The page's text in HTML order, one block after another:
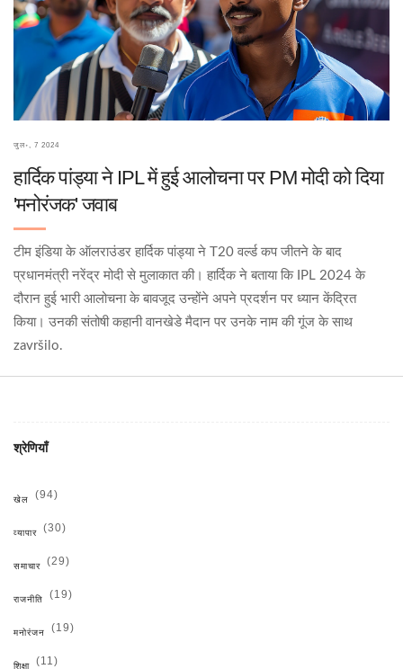
जुल॰, 7 2024
हार्दिक पांड्या ने IPL में हुई आलोचना पर PM मोदी को दिया
'मनोरंजक' जवाब
टीम इंडिया के ऑलराउंडर हार्दिक पांड्या ने T20 वर्ल्ड कप जीतने के बाद
प्रधानमंत्री नरेंद्र मोदी से मुलाकात की। हार्दिक ने बताया कि IPL 2024 के
दौरान हुई भारी आलोचना के बावजूद उन्होंने अपने प्रदर्शन पर ध्यान केंद्रित
किया। उनकी संतोषी कहानी वानखेडे मैदान पर उनके नाम की गूंज के साथ
završilo.
श्रेणियाँ
खेल (94)
व्यापार (30)
समाचार (29)
राजनीति (19)
मनोरंजन (19)
शिक्षा (11)